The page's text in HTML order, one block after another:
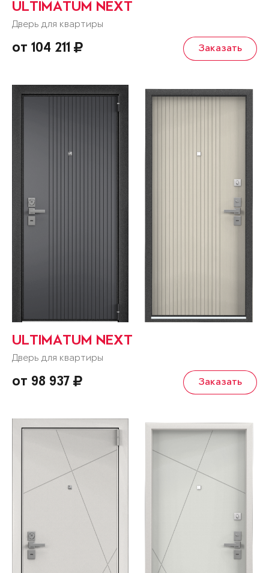
ULTIMATUM NEXT
Дверь для квартиры
от 104 211 Заказать
ULTIMATUM NEXT
Дверь для квартиры
от 98 937 Заказать